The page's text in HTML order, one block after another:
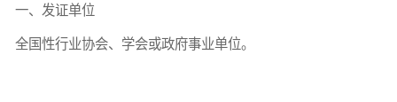
一、发证单位
全国性行业协会、学会或政府事业单位。